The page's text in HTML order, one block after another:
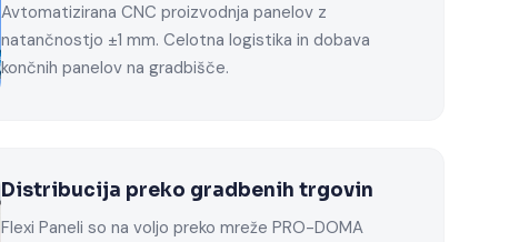
Avtomatizirana CNC proizvodnja panelov z
natančnostjo ±1 mm. Celotna logistika in dobava
končnih panelov na gradbišče.
Distribucija preko gradbenih trgovin
Flexi Paneli so na voljo preko mreže PRO-DOMA